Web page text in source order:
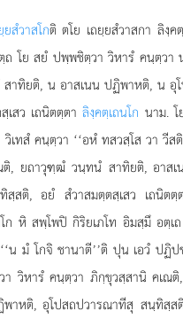
ยสํวาสโกติ ตโย เถยฺยสํวาสกา ลิงฺค
ถ โย สยํ ปพฺพชิตฺวา วิหารํ คนฺตฺวา
าทิยติ, น อาสเนน ปฏิพาหติ, น อุ
เสว เถนิตตฺตาลิงฺคตฺเถนโก นาม.
เทสํ คนฺตฺวา ‘‘อหํ ทสวสฺโส วา วีส
ติ, ยถาวุฑฺฒํ วนฺทนํ สาทิยติ, อาส
สติ, อยํ สํวาสมตฺตสฺเสว เถนิตตฺ
หิ สพฺโพปิ กิริยเภโท อิมสฺมึ อตฺเถ
น มํ โกจิ ชานาตี’’ติ ปุน เอวํ ปฏิป
วิหารํ คนฺตฺวา ภิกฺขุวสฺสานิ คเณ
าหติ, อุโปสถปวารณาทีสุ สนฺทิสฺส